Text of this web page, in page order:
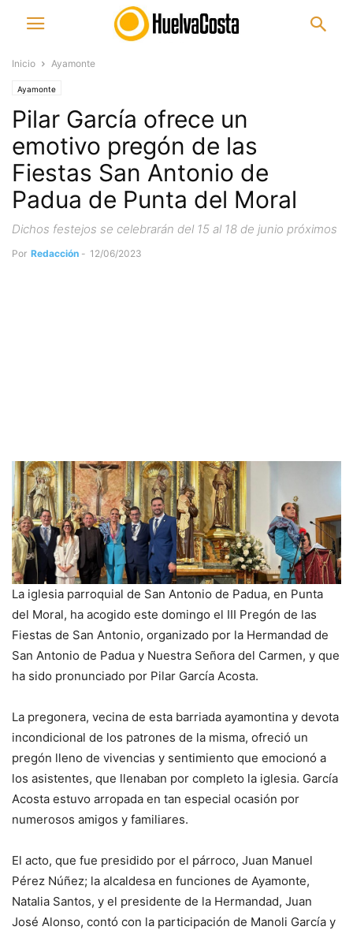
Inicio Ayamonte
Ayamonte
Pilar García ofrece un
emotivo pregón de las
Fiestas San Antonio de
Padua de Punta del Moral
Dichos festejos se celebrarán del 15 al 18 de junio próximos
Por Redacción - 12/06/2023
La iglesia parroquial de San Antonio de Padua, en Punta
del Moral, ha acogido este domingo el III Pregón de las
Fiestas de San Antonio, organizado por la Hermandad de
San Antonio de Padua y Nuestra Señora del Carmen, y que
ha sido pronunciado por Pilar García Acosta.
La pregonera, vecina de esta barriada ayamontina y devota
incondicional de los patrones de la misma, ofreció un
pregón lleno de vivencias y sentimiento que emocionó a
los asistentes, que llenaban por completo la iglesia. García
Acosta estuvo arropada en tan especial ocasión por
numerosos amigos y familiares.
El acto, que fue presidido por el párroco, Juan Manuel
Pérez Núñez; la alcaldesa en funciones de Ayamonte,
Natalia Santos, y el presidente de la Hermandad, Juan
José Alonso, contó con la participación de Manoli García y